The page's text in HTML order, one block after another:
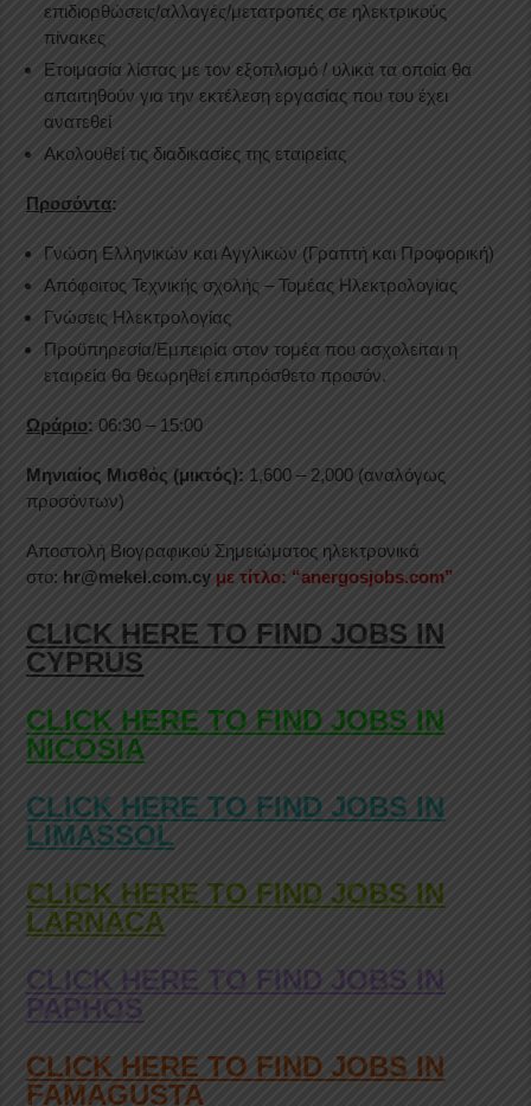
επιδιορθώσεις/αλλαγές/μετατροπές σε ηλεκτρικούς
πίνακες
Ετοιμασία λίστας με τον εξοπλισμό / υλικά τα οποία θα
απαιτηθούν για την εκτέλεση εργασίας που του έχει
ανατεθεί
Ακολουθεί τις διαδικασίες της εταιρείας
Προσόντα:
Γνώση Ελληνικών και Αγγλικών (Γραπτή και Προφορική)
Απόφοιτος Τεχνικής σχολής – Τομέας Ηλεκτρολογίας
Γνώσεις Ηλεκτρολογίας
Προϋπηρεσία/Εμπειρία στον τομέα που ασχολείται η
εταιρεία θα θεωρηθεί επιπρόσθετο προσόν.
Ωράριο: 06:30 – 15:00
Μηνιαίος Μισθός (μικτός): 1,600 – 2,000 (αναλόγως
προσόντων)
Αποστολή Βιογραφικού Σημειώματος ηλεκτρονικά
στο: hr@mekel.com.cy με τίτλο: “anergosjobs.com”
CLICK HERE TO FIND JOBS IN
CYPRUS
CLICK HERE TO FIND JOBS IN
NICOSIA
CLICK HERE TO FIND JOBS IN
LIMASSOL
CLICK HERE TO FIND JOBS IN
LARNACA
CLICK HERE TO FIND JOBS IN
PAPHOS
CLICK HERE TO FIND JOBS IN
FAMAGUSTA